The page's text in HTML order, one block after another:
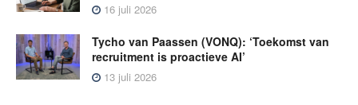
16 juli 2026
Tycho van Paassen (VONQ): ‘Toekomst van
recruitment is proactieve AI’
13 juli 2026